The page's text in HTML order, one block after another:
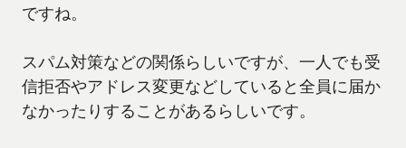
ですね。
スパム対策などの関係らしいですが、一人でも受
信拒否やアドレス変更などしていると全員に届か
なかったりすることがあるらしいです。